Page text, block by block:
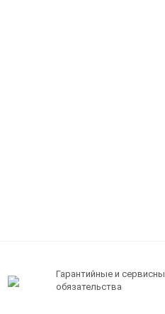
Гарантийные и
обязательства